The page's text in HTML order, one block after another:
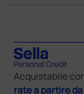
Acquistabile
rate a partire da